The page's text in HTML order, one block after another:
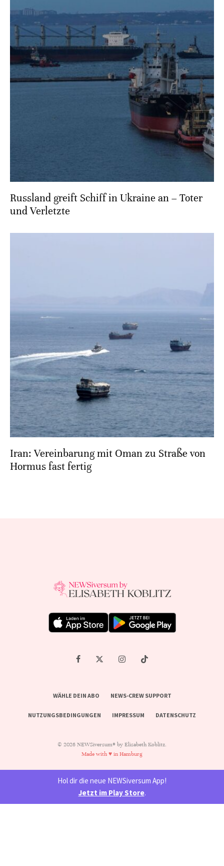
Russland greift Schiff in Ukraine an – Toter
und Verletzte
Iran: Vereinbarung mit Oman zu Straße von
Hormus fast fertig
WÄHLE DEIN ABO NEWS-CREW SUPPORT
NUTZUNGSBEDINGUNGEN IMPRESSUM DATENSCHUTZ
© 2026 NEWSiversum® by Elisabeth Koblitz.
Made with ♥ in Hamburg
Hol dir die neue NEWSiversum App!
Jetzt im Play Store.